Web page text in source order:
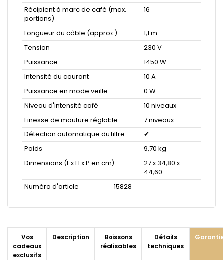
Récipient à marc de café (max.
portions)
16
Longueur du câble (approx.)
1,1 m
Tension
230 V
Puissance
1450 W
Intensité du courant
10 A
Puissance en mode veille
0 W
Niveau d'intensité café
10 niveaux
Finesse de mouture réglable
7 niveaux
Détection automatique du filtre
✔
Poids
9,70 kg
Dimensions (L x H x P en cm)
27 x 34,80 x
44,60
Numéro d'article
15828
Vos
cadeaux
exclusifs
Description
Boissons
réalisables
Détails
techniques